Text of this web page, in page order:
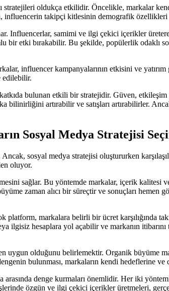
stratejileri oldukça etkilidir. Öncelikle, markalar
influencerin takipçi kitlesinin demografik
Influencerlar, samimi ve ilgi çekici içerikler
bir etki bırakabilir. Bu şekilde, popülerlik odaklı
influencer kampanyalarının etkisini ve
edilebilir.
bulunan etkili bir stratejidir. Güven,
bilinirliğini artırabilir ve satışları artırabilirler.
Sosyal Medya Stratejisi
sosyal medya stratejisi oluştururken
oluyor.
sağlar. Bu yöntemde markalar, içerik kalitesi
zaman alıcı bir süreçtir ve sonuçları hemen
markalara belirli bir ücret karşılığında
ilgisiz hesaplara yol açabilir ve markanın
uygun olduğunu belirlemektir. Organik büyüme
bulunması, markaların kendi hedeflerine
denge kurmaları önemlidir. Her iki
özgün ve ilgi çekici içerikler üretmeleri,